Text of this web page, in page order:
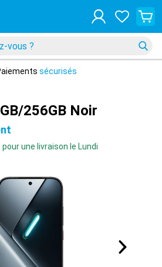
sécurisés
256GB Noir
une livraison le Lundi